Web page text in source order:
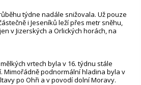
týdne nadále snižovala. Už pouze
i Jeseníků leží přes metr sněhu,
v Jizerských a Orlických horách, na
vrtech byla v 16. týdnu stále
Mimořádně podnormální hladina byla v
po Ohři a v povodí dolní Moravy.